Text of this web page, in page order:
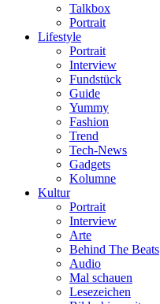
Talkbox
Portrait
Lifestyle
Portrait
Interview
Fundstück
Guide
Yummy
Fashion
Trend
Tech-News
Gadgets
Kolumne
Kultur
Portrait
Interview
Arte
Behind The Beats
Audio
Mal schauen
Lesezeichen